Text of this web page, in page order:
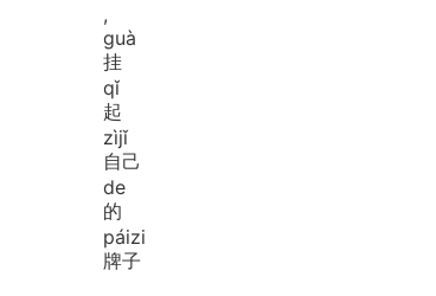
,
guà
挂
qǐ
起
zìjǐ
自己
de
的
páizi
牌子